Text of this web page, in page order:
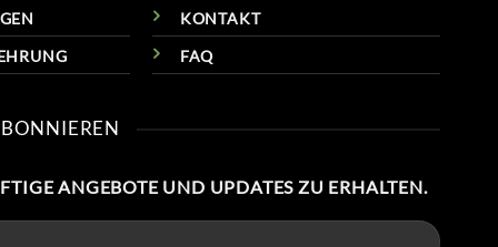
KONTAKT
FAQ
ANGEBOTE UND UPDATES ZU ERHALTEN.